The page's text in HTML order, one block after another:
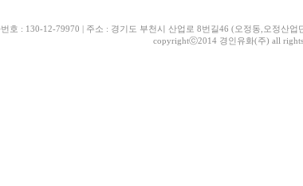
호 : 130-12-79970 | 주소 : 경기도 부천시 산업로 8번길46 (오정동,오정산
copyrightⓒ2014 경인유화(주) all rights